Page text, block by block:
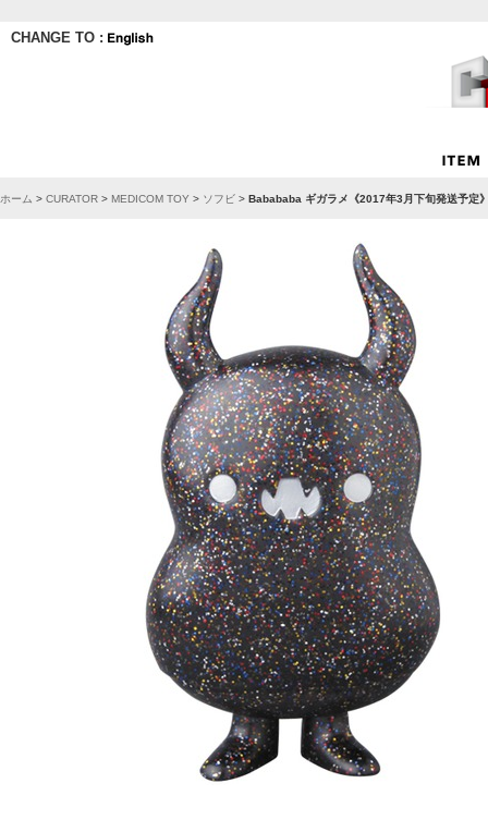
CHANGE TO :
ホーム > CURATOR > MEDICOM TOY > ソフビ > Babababa ギガラメ《2017年3月下旬発送予定